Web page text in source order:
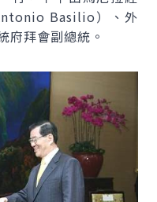
Basilio）、外
府拜會副總統。